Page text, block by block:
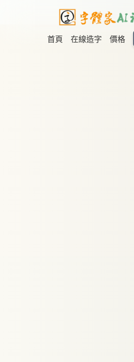
首頁 在線造字 價格